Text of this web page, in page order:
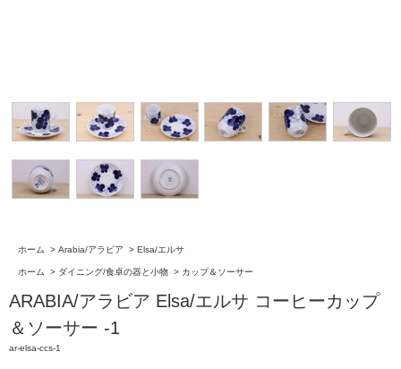
ホーム > Arabia/アラビア > Elsa/エルサ
ホーム > ダイニング/食卓の器と小物 > カップ＆ソーサー
ARABIA/アラビア Elsa/エルサ コーヒーカップ
＆ソーサー -1
ar-elsa-ccs-1